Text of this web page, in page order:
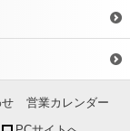
営業カレンダー